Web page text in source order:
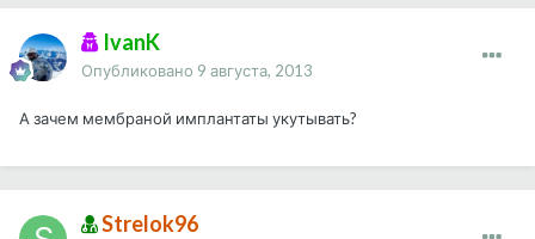
IvanK
Опубликовано 9 августа, 2013
А зачем мембраной имплантаты укутывать?
Strelok96